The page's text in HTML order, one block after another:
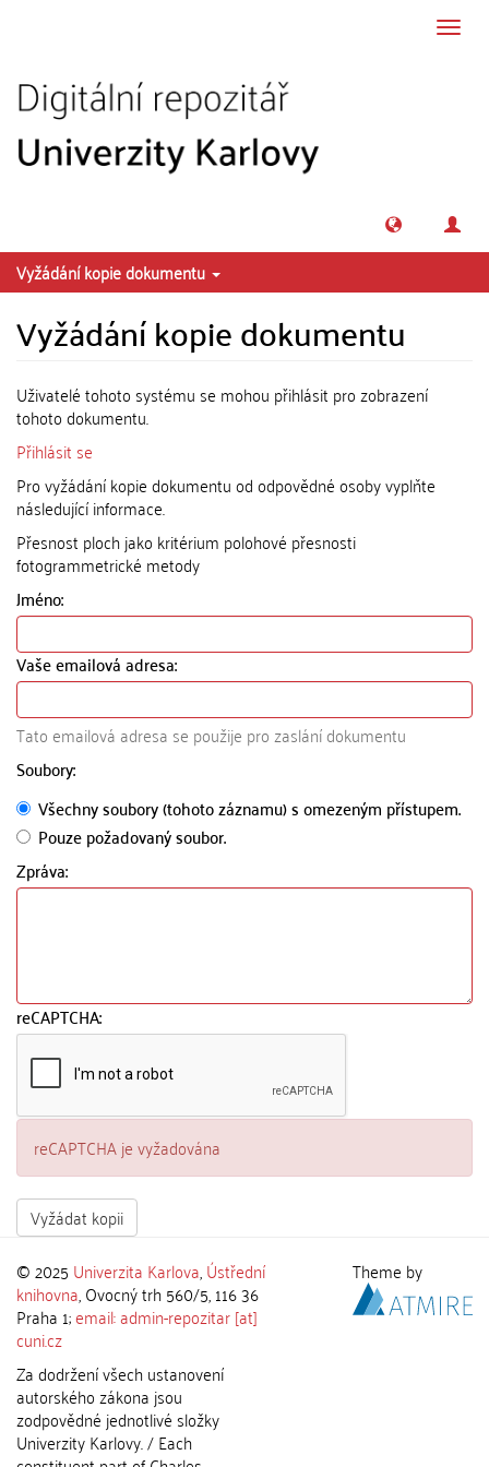
Vyžádání kopie dokumentu
Vyžádání kopie dokumentu
Uživatelé tohoto systému se mohou přihlásit pro zobrazení
tohoto dokumentu.
Přihlásit se
Pro vyžádání kopie dokumentu od odpovědné osoby vyplňte
následující informace.
Přesnost ploch jako kritérium polohové přesnosti
fotogrammetrické metody
Jméno:
Vaše emailová adresa:
Tato emailová adresa se použije pro zaslání dokumentu
Soubory:
Všechny soubory (tohoto záznamu) s omezeným přístupem.
Pouze požadovaný soubor.
Zpráva:
reCAPTCHA:
reCAPTCHA je vyžadována
Vyžádat kopii
© 2025 Univerzita Karlova,Ústřední
knihovna, Ovocný trh 560/5, 116 36
Praha 1;email: admin-repozitar [at]
cuni.cz
Za dodržení všech ustanovení
autorského zákona jsou
zodpovědné jednotlivé složky
Univerzity Karlovy. / Each
Theme by